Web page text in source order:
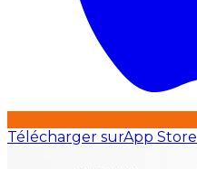
Télécharger surApp Store